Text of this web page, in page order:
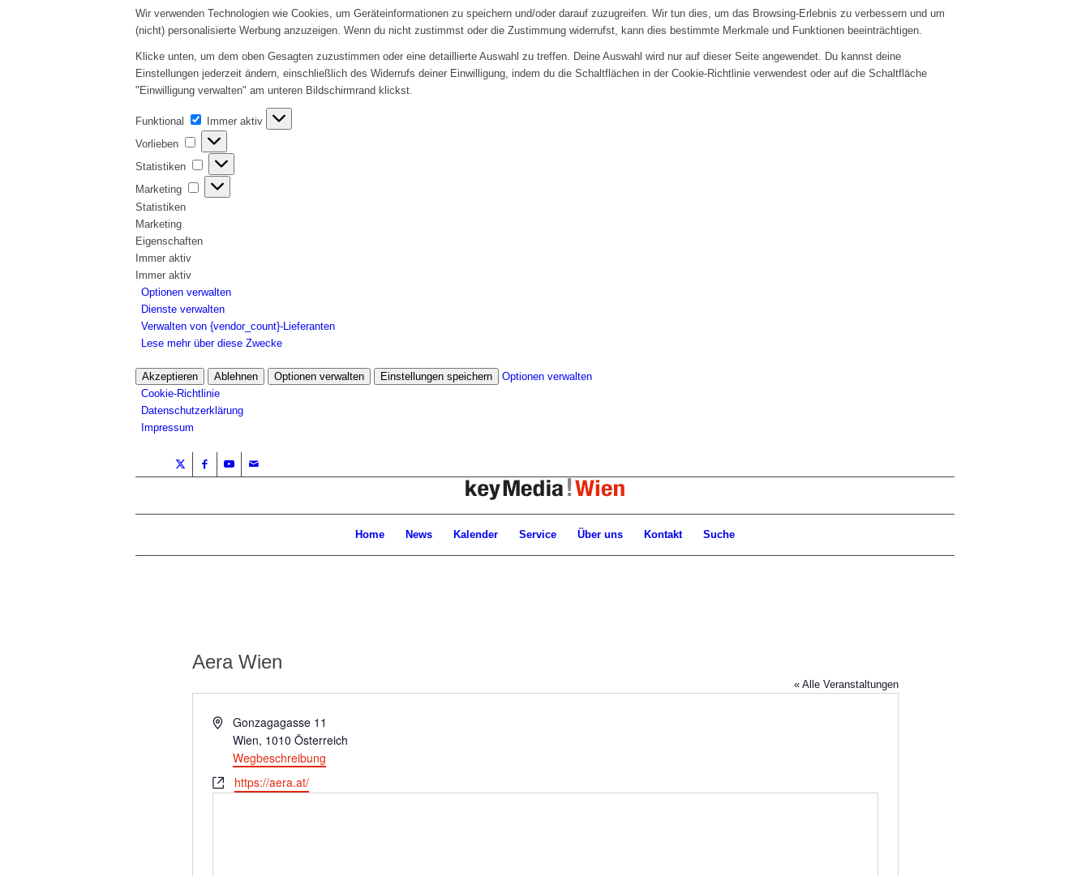
Wir verwenden Technologien wie Cookies, um Geräteinformationen zu speichern und/oder darauf zuzugreifen. Wir tun dies, um das Browsing-Erlebnis zu verbessern und um
(nicht) personalisierte Werbung anzuzeigen. Wenn du nicht zustimmst oder die Zustimmung widerrufst, kann dies bestimmte Merkmale und Funktionen beeinträchtigen.
Klicke unten, um dem oben Gesagten zuzustimmen oder eine detaillierte Auswahl zu treffen. Deine Auswahl wird nur auf dieser Seite angewendet. Du kannst deine
Einstellungen jederzeit ändern, einschließlich des Widerrufs deiner Einwilligung, indem du die Schaltflächen in der Cookie-Richtlinie verwendest oder auf die Schaltfläche
"Einwilligung verwalten" am unteren Bildschirmrand klickst.
Funktional Funktional
Immer aktiv
Vorlieben
Vorlieben
Statistiken Statistiken
Marketing
Marketing
Statistiken
Marketing
Eigenschaften
Immer aktiv
Immer aktiv
Optionen verwalten
Dienste verwalten
Verwalten von {vendor_count}-Lieferanten
Lese mehr über diese Zwecke
Akzeptieren Ablehnen Optionen verwalten Einstellungen speichern
Optionen verwalten
Cookie-Richtlinie
Datenschutzerklärung
Impressum
Home News Kalender Service Über uns Kontakt Suche
Aera Wien
« Alle Veranstaltungen
AdresseGonzagagasse 11
Wien, 1010 Österreich
Wegbeschreibung
Webseitehttps://aera.at/